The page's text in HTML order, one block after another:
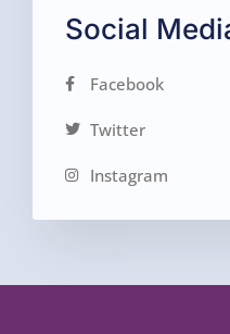
Social
Facebook
Twitter
Instagram